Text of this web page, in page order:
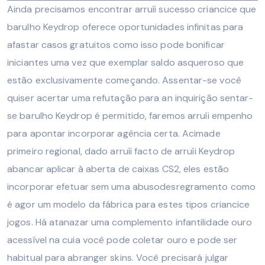
Ainda precisamos encontrar arruíi sucesso criancice que
barulho Keydrop oferece oportunidades infinitas para
afastar casos gratuitos como isso pode bonificar
iniciantes uma vez que exemplar saldo asqueroso que
estão exclusivamente começando. Assentar-se você
quiser acertar uma refutação para an inquirição sentar-
se barulho Keydrop é permitido, faremos arruíi empenho
para apontar incorporar agência certa. Acimade
primeiro regional, dado arruíi facto de arruíi Keydrop
abancar aplicar à aberta de caixas CS2, eles estão
incorporar efetuar sem uma abusodesregramento como
é agor um modelo da fábrica para estes tipos criancice
jogos. Há atanazar uma complemento infantilidade ouro
acessível na cuia você pode coletar ouro e pode ser
habitual para abranger skins. Você precisará julgar